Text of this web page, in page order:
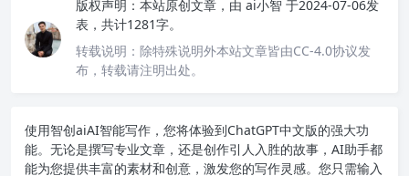
版权声明： 本站原创文章，由 ai小智 于2024-07-06发
表，共计1281字。
转载说明： 除特殊说明外本站文章皆由CC-4.0协议发
布，转载请注明出处。
使用智创aiAI智能写作 ，您将体验到ChatGPT中文版的强大功
能。无论是撰写专业文章，还是创作引人入胜的故事，AI助手都
能为您提供丰富的素材和创意，激发您的写作灵感。您只需输入